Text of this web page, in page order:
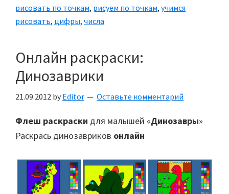
рисовать по точкам, рисуем по точкам, учимся
рисовать, цифры, числа
Онлайн раскраски:
Динозаврики
21.09.2012 by Editor Оставьте комментарий
Флеш раскраски для малышей «Динозавры»
Раскрась динозавриков онлайн